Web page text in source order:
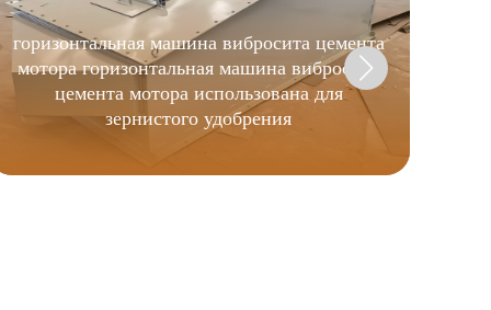
горизонтальная машина вибросита цемента
мотора горизонтальная машина вибросита
цемента мотора использована для
зернистого удобрения